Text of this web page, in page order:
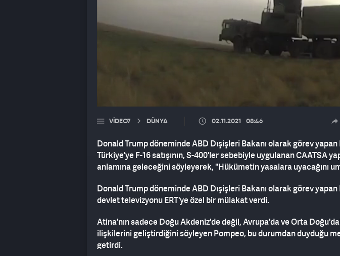
VIDEO7 DÜNYA 02.11.2021 08:46
Donald Trump döneminde ABD Dışişleri Bakanı olarak görev
Türkiye'ye F-16 satışının, S-400'ler sebebiyle uygulanan CAATSA
anlamına geleceğini söyleyerek, "Hükümetin yasalara uyacağını
Donald Trump döneminde ABD Dışişleri Bakanı olarak görev
devlet televizyonu ERT'ye özel bir mülakat verdi.
Atina'nın sadece Doğu Akdeniz'de değil, Avrupa'da ve Orta
ilişkilerini geliştirdiğini söyleyen Pompeo, bu durumdan duyduğu
getirdi.